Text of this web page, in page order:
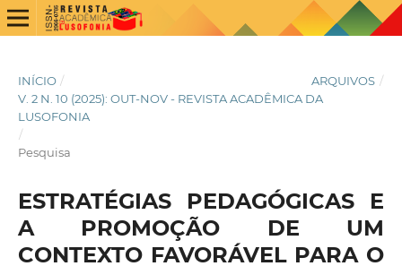
INÍCIO / ARQUIVOS /
V. 2 N. 10 (2025): OUT-NOV - REVISTA ACADÊMICA DA
LUSOFONIA
/
Pesquisa
ESTRATÉGIAS PEDAGÓGICAS E
A PROMOÇÃO DE UM
CONTEXTO FAVORÁVEL PARA O